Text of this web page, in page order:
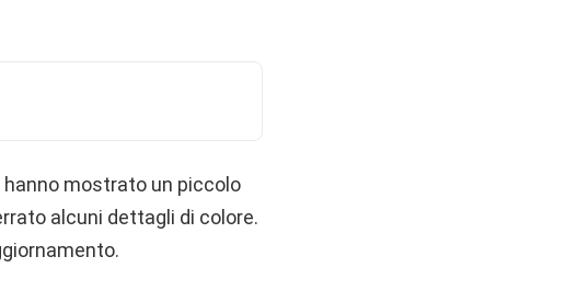
hanno mostrato un piccolo
alcuni dettagli di colore.